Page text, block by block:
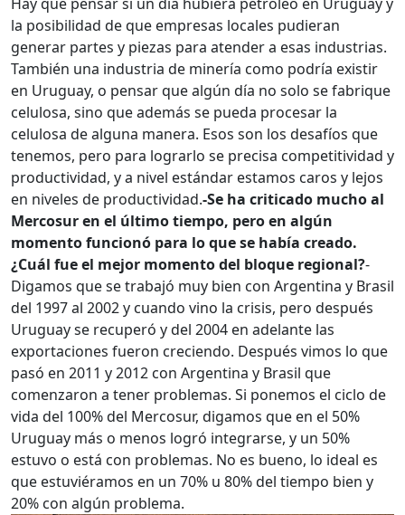
la posibilidad de que empresas locales pudieran
generar partes y piezas para atender a esas industrias.
También una industria de minería como podría existir
en Uruguay, o pensar que algún día no solo se fabrique
celulosa, sino que además se pueda procesar la
celulosa de alguna manera. Esos son los desafíos que
tenemos, pero para lograrlo se precisa competitividad y
productividad, y a nivel estándar estamos caros y lejos
en niveles de productividad.-Se ha criticado mucho al
Mercosur en el último tiempo, pero en algún
momento funcionó para lo que se había creado.
¿Cuál fue el mejor momento del bloque regional?-
Digamos que se trabajó muy bien con Argentina y Brasil
del 1997 al 2002 y cuando vino la crisis, pero después
Uruguay se recuperó y del 2004 en adelante las
exportaciones fueron creciendo. Después vimos lo que
pasó en 2011 y 2012 con Argentina y Brasil que
comenzaron a tener problemas. Si ponemos el ciclo de
vida del 100% del Mercosur, digamos que en el 50%
Uruguay más o menos logró integrarse, y un 50%
estuvo o está con problemas. No es bueno, lo ideal es
que estuviéramos en un 70% u 80% del tiempo bien y
20% con algún problema.